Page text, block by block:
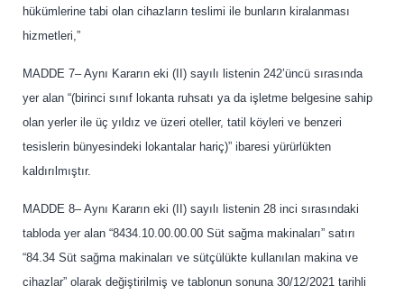
hükümlerine tabi olan cihazların teslimi ile bunların kiralanması
hizmetleri,”
MADDE 7– Aynı Kararın eki (II) sayılı listenin 242’üncü sırasında
yer alan “(birinci sınıf lokanta ruhsatı ya da işletme belgesine sahip
olan yerler ile üç yıldız ve üzeri oteller, tatil köyleri ve benzeri
tesislerin bünyesindeki lokantalar hariç)” ibaresi yürürlükten
kaldırılmıştır.
MADDE 8– Aynı Kararın eki (II) sayılı listenin 28 inci sırasındaki
tabloda yer alan “8434.10.00.00.00 Süt sağma makinaları” satırı
“84.34 Süt sağma makinaları ve sütçülükte kullanılan makina ve
cihazlar” olarak değiştirilmiş ve tablonun sonuna 30/12/2021 tarihli